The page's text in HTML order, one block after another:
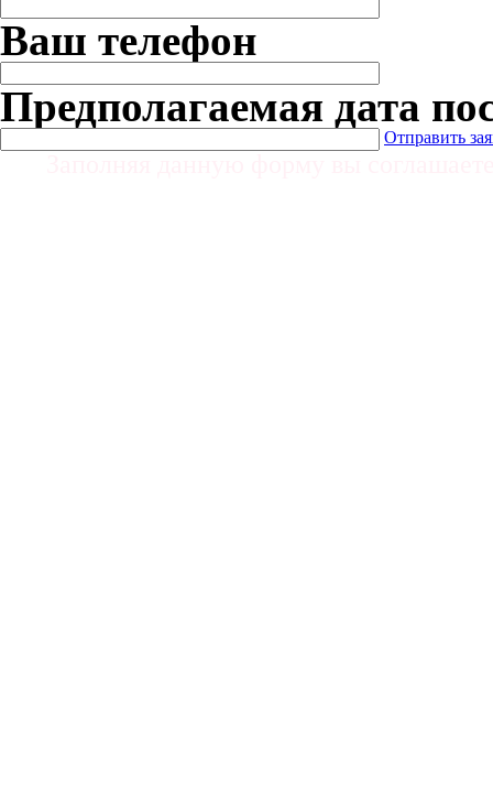
Ваш телефон
Предполагаемая дата
Отправить